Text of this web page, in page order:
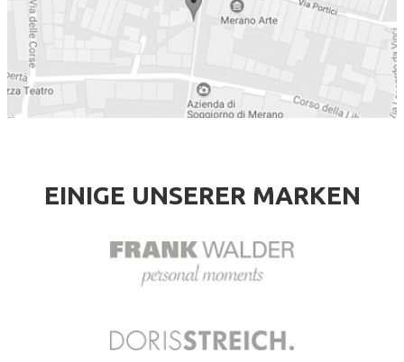
EINIGE UNSERER MARKEN